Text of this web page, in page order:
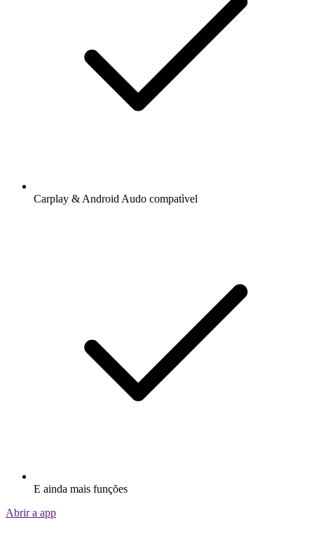
Carplay & Android Audo compatìvel
E ainda mais funções
Abrir a app